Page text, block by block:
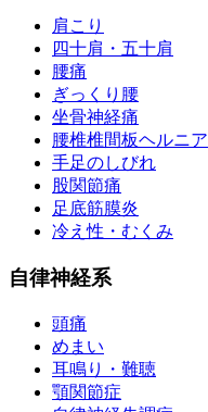
肩こり
四十肩・五十肩
腰痛
ぎっくり腰
坐骨神経痛
腰椎椎間板ヘルニア
手足のしびれ
股関節痛
足底筋膜炎
冷え性・むくみ
自律神経系
頭痛
めまい
耳鳴り・難聴
顎関節症